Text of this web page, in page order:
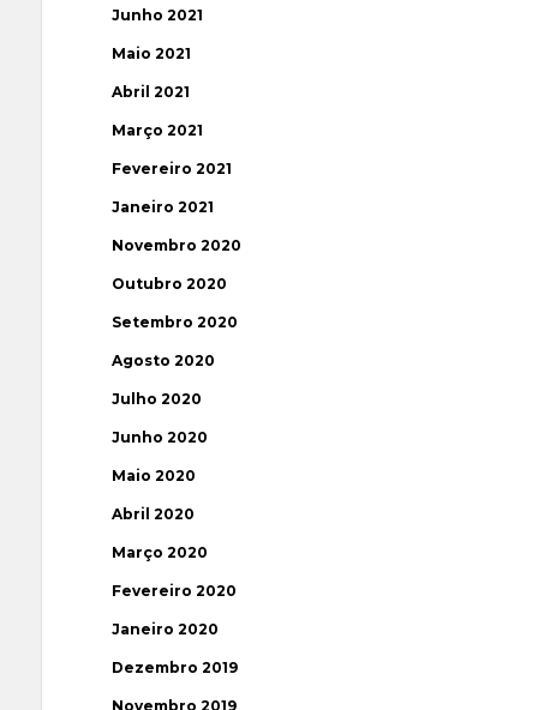
Junho 2021
Maio 2021
Abril 2021
Março 2021
Fevereiro 2021
Janeiro 2021
Novembro 2020
Outubro 2020
Setembro 2020
Agosto 2020
Julho 2020
Junho 2020
Maio 2020
Abril 2020
Março 2020
Fevereiro 2020
Janeiro 2020
Dezembro 2019
Novembro 2019